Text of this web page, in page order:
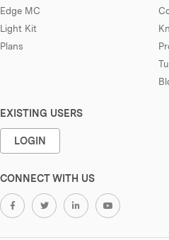
Edge MC
Light Kit
Plans
EXISTING USERS
LOGIN
CONNECT WITH US